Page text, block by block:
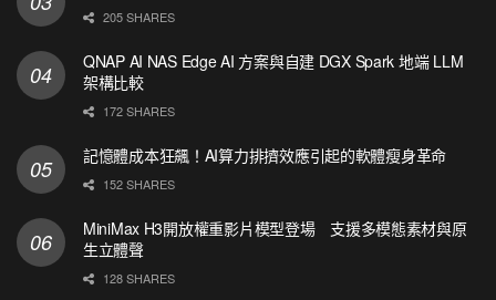
205 SHARES
QNAP AI NAS Edge AI 方案與自建 DGX Spark 地端 LLM
架構比較
172 SHARES
記憶體成本狂飆！AI算力排擠效應引起的軟體瘦身革命
152 SHARES
MiniMax H3開放權重影片模型登場 支援多模態素材與原
生立體聲
128 SHARES